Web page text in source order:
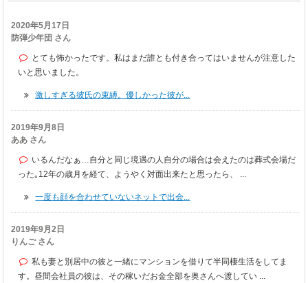
2020年5月17日
防弾少年団 さん
とても怖かったです。私はまだ誰とも付き合ってはいませんが注意した
いと思いました。
激しすぎる彼氏の束縛。優しかった彼が...
2019年9月8日
ああ さん
いるんだなぁ…自分と同じ境遇の人自分の場合は会えたのは葬式会場だ
った｡12年の歳月を経て、ようやく対面出来たと思ったら、 ...
一度も顔を合わせていないネットで出会...
2019年9月2日
りんご さん
私も妻と別居中の彼と一緒にマンションを借りて半同棲生活をしてま
す。昼間会社員の彼は、その稼いだお金全部を奥さんへ渡してい ...